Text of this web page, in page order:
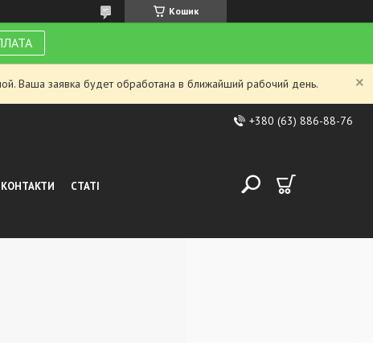
Кошик
Ваша заявка будет обработана в ближайший рабочий день.
+380 (63) 886-88-76
КОНТАКТИ СТАТІ